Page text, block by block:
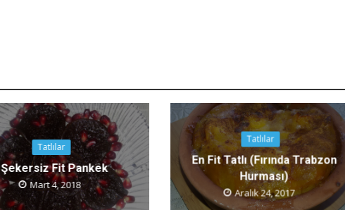
Tatlılar
Şekersiz Fit Pankek
Mart 4, 2018
Tatlılar
En Fit Tatlı (Fırında Trabzon
Hurması)
Aralık 24, 2017